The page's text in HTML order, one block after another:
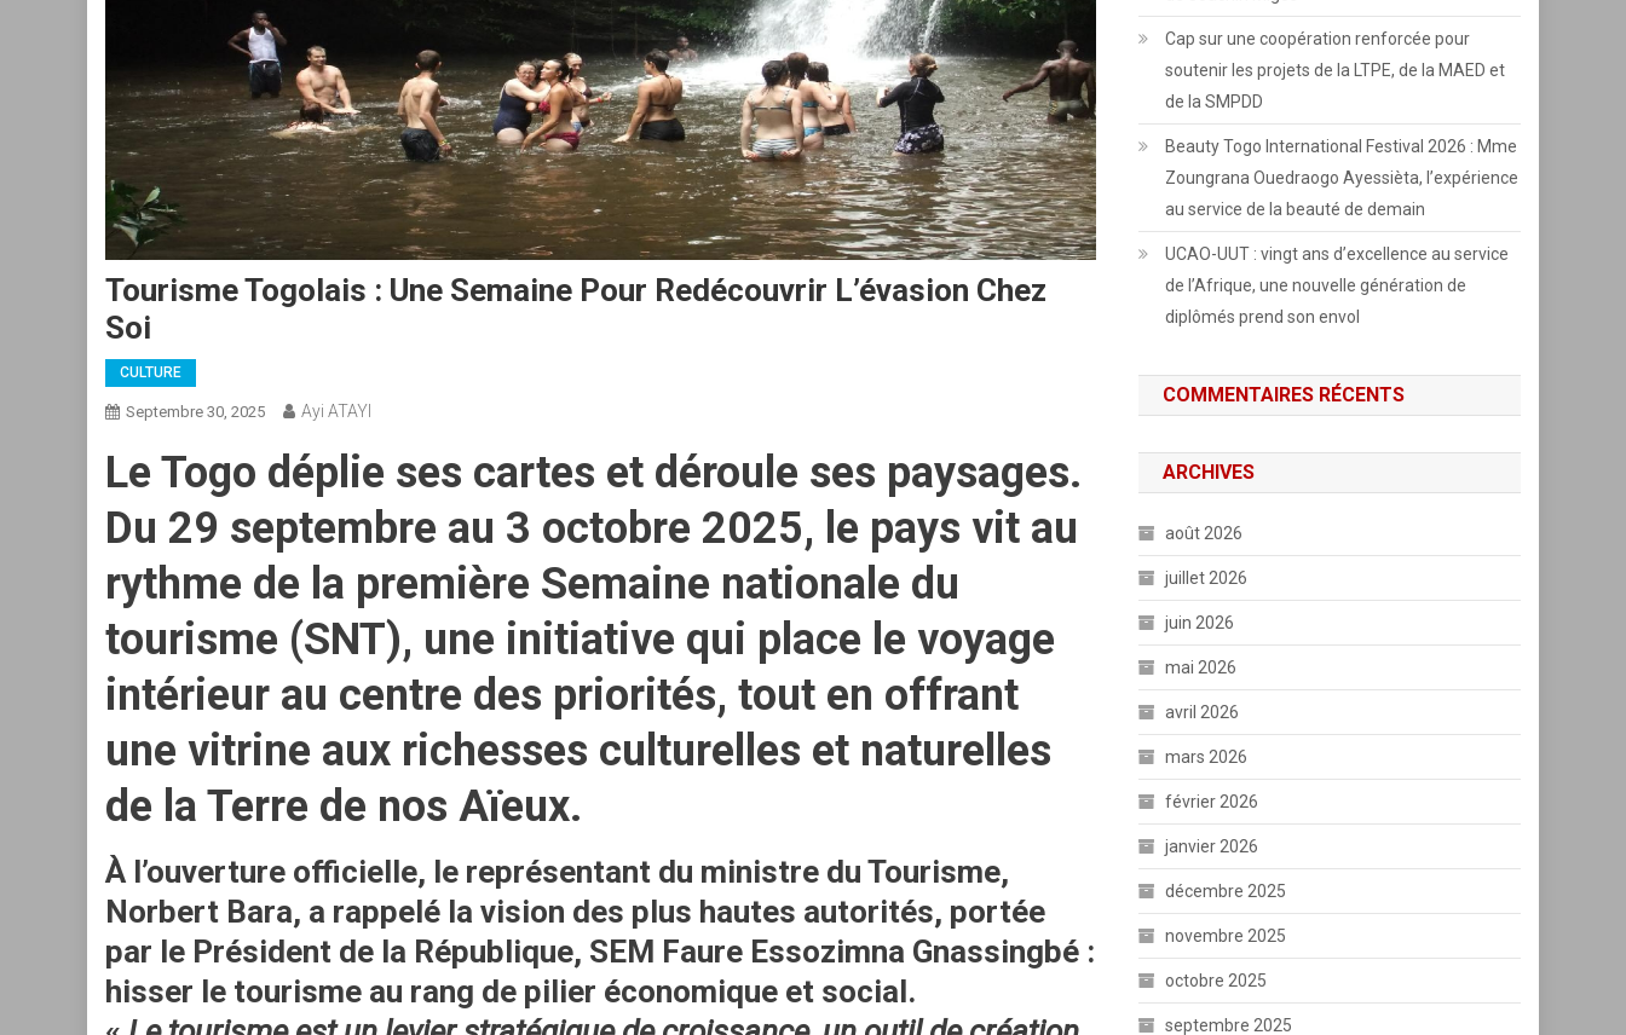
Tourisme Togolais : Une Semaine Pour Redécouvrir L’évasion Chez
Soi
CULTURE
Septembre 30, 2025 Ayi ATAYI
Le Togo déplie ses cartes et déroule ses paysages.
Du 29 septembre au 3 octobre 2025, le pays vit au
rythme de la première Semaine nationale du
tourisme (SNT), une initiative qui place le voyage
intérieur au centre des priorités, tout en offrant
une vitrine aux richesses culturelles et naturelles
de la Terre de nos Aïeux.
À l’ouverture officielle, le représentant du ministre du Tourisme,
Norbert Bara, a rappelé la vision des plus hautes autorités, portée
par le Président de la République, SEM Faure Essozimna Gnassingbé :
hisser le tourisme au rang de pilier économique et social.
Cap sur une coopération renforcée pour
soutenir les projets de la LTPE, de la MAED et
de la SMPDD
Beauty Togo International Festival 2026 : Mme
Zoungrana Ouedraogo Ayessièta, l’expérience
au service de la beauté de demain
UCAO-UUT : vingt ans d’excellence au service
de l’Afrique, une nouvelle génération de
diplômés prend son envol
COMMENTAIRES RÉCENTS
ARCHIVES
août 2026
juillet 2026
juin 2026
mai 2026
avril 2026
mars 2026
février 2026
janvier 2026
décembre 2025
novembre 2025
octobre 2025
septembre 2025